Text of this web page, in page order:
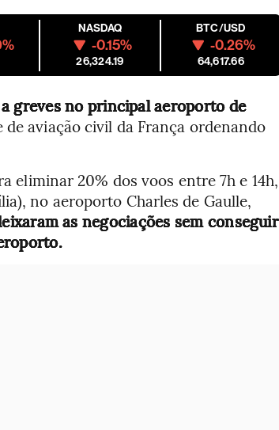
NASDAQ
-0.15%
26,324.19
BTC/USD
-0.26%
64,617.66
greves no principal aeroporto de
aviação civil da França ordenando
eliminar 20% dos voos entre 7h e 14h,
no aeroporto Charles de Gaulle,
as negociações sem conseguir